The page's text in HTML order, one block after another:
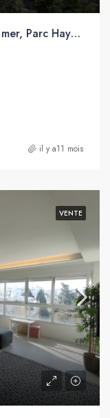
Nouveau projet neuf proche de la mer, Parc Hayam, Bat Yam
il y a11 mois
VENTE